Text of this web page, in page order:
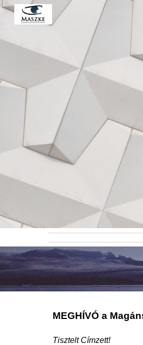
MEGHÍVÓ a
Tisztelt Címzett!